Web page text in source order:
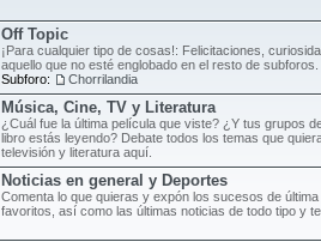
Off Topic
¡Para cualquier tipo de cosas!: Felicitaciones,
aquello que no esté englobado en el resto de subforos.
Subforo:
Chorrilandia
Música, Cine, TV y Literatura
¿Cuál fue la última película que viste? ¿Y tus grupos
libro estás leyendo? Debate todos los temas que
televisión y literatura aquí.
Noticias en general y Deportes
Comenta lo que quieras y expón los sucesos de
favoritos, así como las últimas noticias de todo tipo y